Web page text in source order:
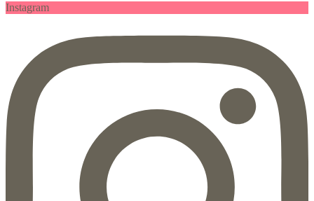
Instagram